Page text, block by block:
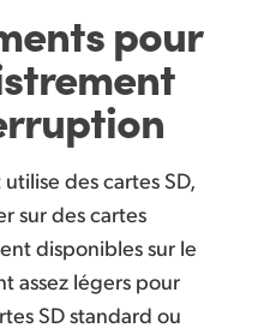
pour
des cartes SD,
sur des cartes
disponibles sur le
assez légers pour
SD standard ou